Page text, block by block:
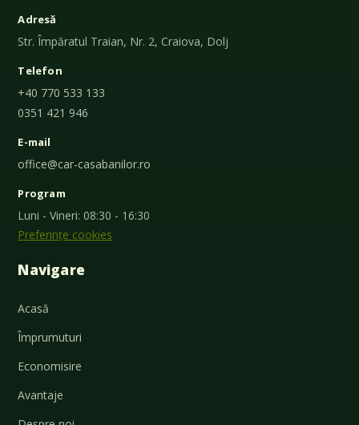
Adresă
Str. Împăratul Traian, Nr. 2, Craiova, Dolj
Telefon
+40 770 533 133
0351 421 946
E-mail
office@car-casabanilor.ro
Program
Luni - Vineri: 08:30 - 16:30
Preferințe cookies
Navigare
Acasă
Împrumuturi
Economisire
Avantaje